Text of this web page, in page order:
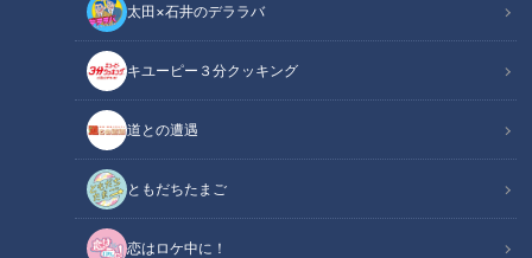
太田×石井のデララバ
キユーピー３分クッキング
道との遭遇
ともだちたまご
恋はロケ中に！
誰もが生きやすくなる世の中とは…賀久くんから学ぶ配信型ドキュメン
タリー「ピエロと呼ばれた息子」第111話
この記事の画像